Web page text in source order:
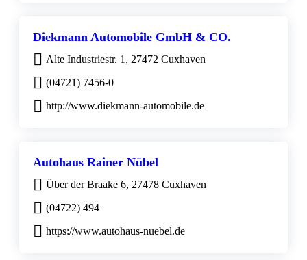
Diekmann Automobile GmbH & CO.
Alte Industriestr. 1, 27472 Cuxhaven
(04721) 7456-0
http://www.diekmann-automobile.de
Autohaus Rainer Nübel
Über der Braake 6, 27478 Cuxhaven
(04722) 494
https://www.autohaus-nuebel.de